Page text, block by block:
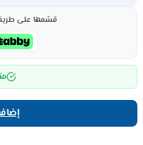
قسّمها على